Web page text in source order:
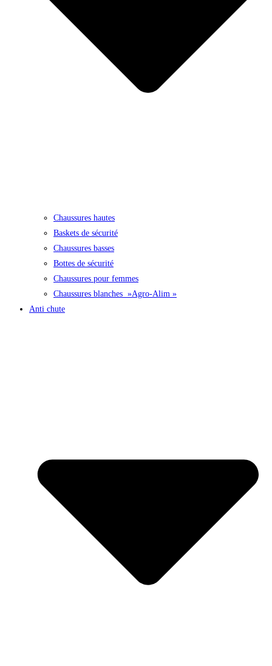
Chaussures hautes
Baskets de sécurité
Chaussures basses
Bottes de sécurité
Chaussures pour femmes
Chaussures blanches »Agro-Alim »
Anti chute